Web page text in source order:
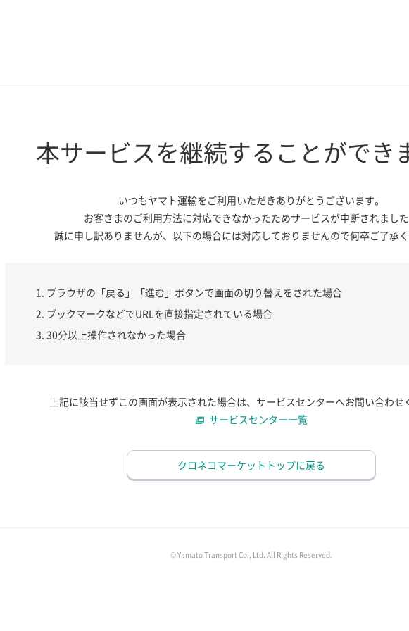
本サービスを継続する ことができ
いつもヤマト運輸をご利用いただきありがとうございます。
お客さまのご利用方法に対応できなかったためサービスが中断されました
誠に申し訳ありませんが、 以下の場合には対応しておりませんので何卒ご了承く
ブラウザの「戻る」「進む」ボタンで画面の切り替えをされた場合
ブックマークなどでURLを直接指定されている場合
30分以上操作されなかった場合
上記に該当せずこの画面が表示された場合は、サービスセンターへお問い合わせ
サービスセンター一覧
クロネコマーケットトップに戻る
© Yamato Transport Co., Ltd. All Rights Reserved.